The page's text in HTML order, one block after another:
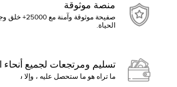
منصة موثوقة
صفيحة موثوقة
الحياة.
تسليم ومرتجعات لجميع أنحاء
ما تراه هو ما ستحصل عليه ، وإلا ستسترد